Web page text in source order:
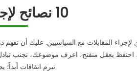
الأميركية
“ستورمي
دانيلز”
عن
مغلقة
10 نصائح لإجراء مقابلة مع السياسيين
المقابلات مع السياسيين. عليك أن تفهم
احتفظ بعقل منفتح، اعرف موضوعك، تجنب
تبرم اتفاقات